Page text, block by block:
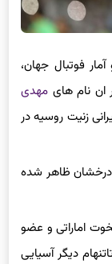
فوتبال جهان،
ان نام های مهدی
زنیت روسیه در
درخشان ظاهر شده
اماراتی و عضو
دیگر آسیایی